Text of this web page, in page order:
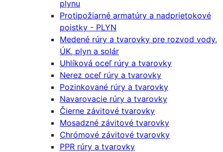
plynu
Protipožiarné armatúry a nadprietokové
poistky - PLYN
Medené rúry a tvarovky pre rozvod vody,
ÚK, plyn a solár
Uhlíková oceľ rúry a tvarovky
Nerez oceľ rúry a tvarovky
Pozinkované rúry a tvarovky
Navarovacie rúry a tvarovky
Čierne závitové tvarovky
Mosadzné závitové tvarovky
Chrómové závitové tvarovky
PPR rúry a tvarovky